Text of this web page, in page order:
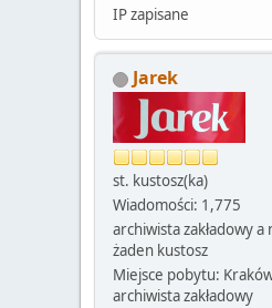
IP zapisane
Jarek
st. kustosz(ka)
Wiadomości: 1,775
archiwista zakładowy a
żaden kustosz
Miejsce pobytu:
archiwista zakładowy